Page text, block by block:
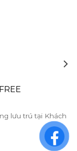
lưu trú tại Khách